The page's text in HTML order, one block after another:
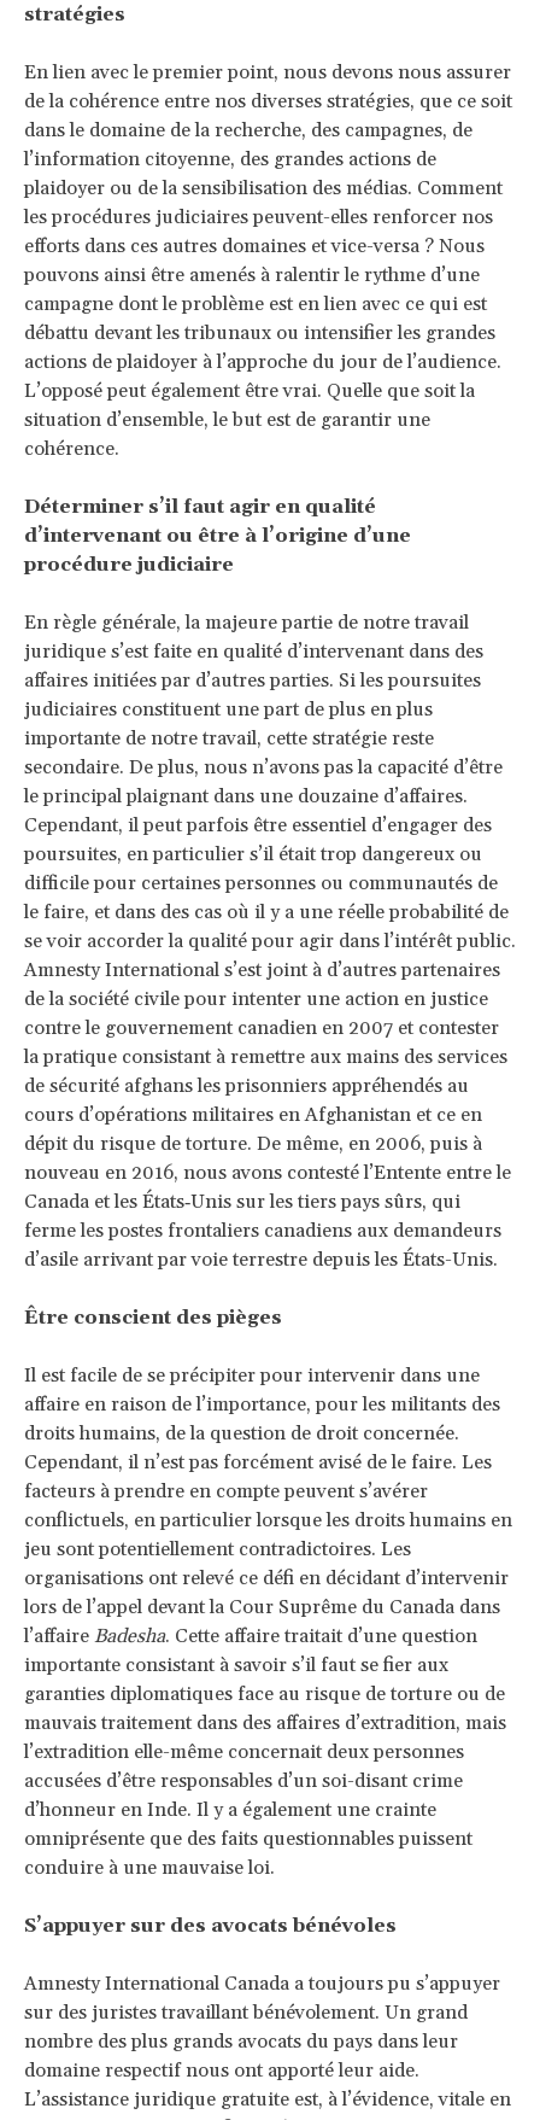
stratégies
En lien avec le premier point, nous devons nous assurer
de la cohérence entre nos diverses stratégies, que ce soit
dans le domaine de la recherche, des campagnes, de
l’information citoyenne, des grandes actions de
plaidoyer ou de la sensibilisation des médias. Comment
les procédures judiciaires peuvent-elles renforcer nos
efforts dans ces autres domaines et vice-versa ? Nous
pouvons ainsi être amenés à ralentir le rythme d’une
campagne dont le problème est en lien avec ce qui est
débattu devant les tribunaux ou intensifier les grandes
actions de plaidoyer à l’approche du jour de l’audience.
L’opposé peut également être vrai. Quelle que soit la
situation d’ensemble, le but est de garantir une
cohérence.
Déterminer s’il faut agir en qualité
d’intervenant ou être à l’origine d’une
procédure judiciaire
En règle générale, la majeure partie de notre travail
juridique s’est faite en qualité d’intervenant dans des
affaires initiées par d’autres parties. Si les poursuites
judiciaires constituent une part de plus en plus
importante de notre travail, cette stratégie reste
secondaire. De plus, nous n’avons pas la capacité d’être
le principal plaignant dans une douzaine d’affaires.
Cependant, il peut parfois être essentiel d’engager des
poursuites, en particulier s’il était trop dangereux ou
difficile pour certaines personnes ou communautés de
le faire, et dans des cas où il y a une réelle probabilité de
se voir accorder la qualité pour agir dans l’intérêt public.
Amnesty International s’est joint à d’autres partenaires
de la société civile pour intenter une action en justice
contre le gouvernement canadien en 2007 et contester
la pratique consistant à remettre aux mains des services
de sécurité afghans les prisonniers appréhendés au
cours d’opérations militaires en Afghanistan et ce en
dépit du risque de torture. De même, en 2006, puis à
nouveau en 2016, nous avons contesté l’Entente entre le
Canada et les États‑Unis sur les tiers pays sûrs, qui
ferme les postes frontaliers canadiens aux demandeurs
d’asile arrivant par voie terrestre depuis les États-Unis.
Être conscient des pièges
Il est facile de se précipiter pour intervenir dans une
affaire en raison de l’importance, pour les militants des
droits humains, de la question de droit concernée.
Cependant, il n’est pas forcément avisé de le faire. Les
facteurs à prendre en compte peuvent s’avérer
conflictuels, en particulier lorsque les droits humains en
jeu sont potentiellement contradictoires. Les
organisations ont relevé ce défi en décidant d’intervenir
lors de l’appel devant la Cour Suprême du Canada dans
l’affaire Badesha. Cette affaire traitait d’une question
importante consistant à savoir s’il faut se fier aux
garanties diplomatiques face au risque de torture ou de
mauvais traitement dans des affaires d’extradition, mais
l’extradition elle-même concernait deux personnes
accusées d’être responsables d’un soi-disant crime
d’honneur en Inde. Il y a également une crainte
omniprésente que des faits questionnables puissent
conduire à une mauvaise loi.
S’appuyer sur des avocats bénévoles
Amnesty International Canada a toujours pu s’appuyer
sur des juristes travaillant bénévolement. Un grand
nombre des plus grands avocats du pays dans leur
domaine respectif nous ont apporté leur aide.
L’assistance juridique gratuite est, à l’évidence, vitale en